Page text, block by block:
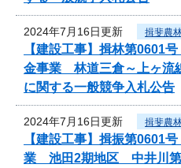
2024年7月16日更新 揖斐農
【建設工事】揖林第0601
金事業 林道三倉～上ヶ流
に関する一般競争入札公告
2024年7月16日更新 揖斐農
【建設工事】揖振第0601
業 池田2期地区 中井川